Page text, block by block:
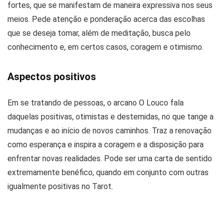
fortes, que se manifestam de maneira expressiva nos seus
meios. Pede atenção e ponderação acerca das escolhas
que se deseja tomar, além de meditação, busca pelo
conhecimento e, em certos casos, coragem e otimismo.
Aspectos positivos
Em se tratando de pessoas, o arcano O Louco fala
daquelas positivas, otimistas e destemidas, no que tange a
mudanças e ao início de novos caminhos. Traz a renovação
como esperança e inspira a coragem e a disposição para
enfrentar novas realidades. Pode ser uma carta de sentido
extremamente benéfico, quando em conjunto com outras
igualmente positivas no Tarot.